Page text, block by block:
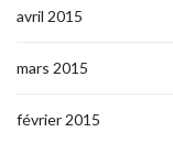
avril 2015
mars 2015
février 2015